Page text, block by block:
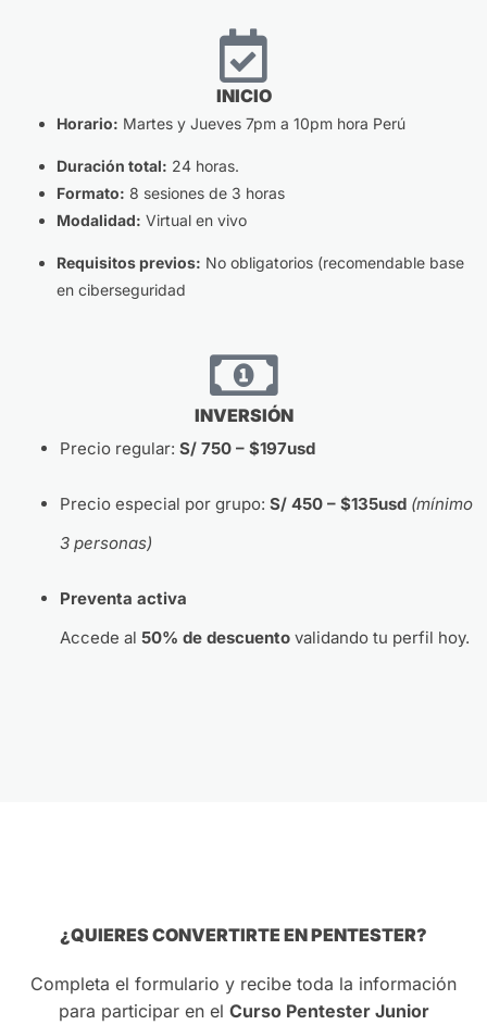
INICIO
Horario: Martes y Jueves 7pm a 10pm hora Perú
Duración total: 24 horas.
Formato: 8 sesiones de 3 horas
Modalidad: Virtual en vivo
Requisitos previos: No obligatorios (recomendable base
en ciberseguridad
INVERSIÓN
Precio regular: S/ 750 – $197usd
Precio especial por grupo: S/ 450 – $135usd (mínimo
3 personas)
Preventa activa
Accede al 50% de descuento validando tu perfil hoy.
¿QUIERES CONVERTIRTE EN PENTESTER?
Completa el formulario y recibe toda la información
para participar en el Curso Pentester Junior